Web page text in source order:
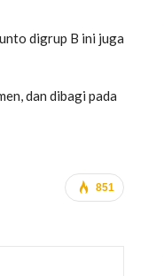
digrup B ini juga
dan dibagi pada
851